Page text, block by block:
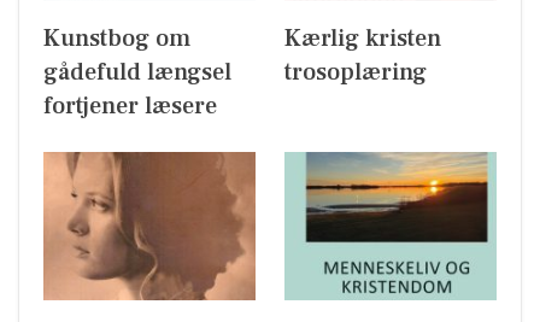
Kunstbog om
gådefuld længsel
fortjener læsere
Kærlig kristen
trosoplæring